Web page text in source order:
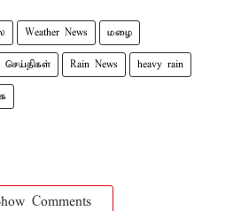
Weather News மழை
Rain News heavy rain
Comments